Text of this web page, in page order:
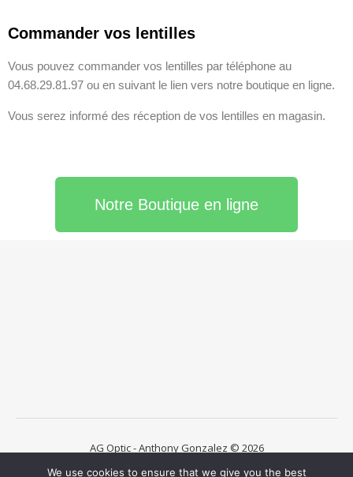
Commander vos lentilles​
Vous pouvez commander vos lentilles par téléphone au
04.68.29.81.97 ou en suivant le lien vers notre boutique en ligne.
Vous serez informé des réception de vos lentilles en magasin.
Notre Boutique en ligne
AG Optic - Anthony Gonzalez © 2026
La Boutique
Les Verres Lentilles de contact
We use cookies to ensure that we give you the best